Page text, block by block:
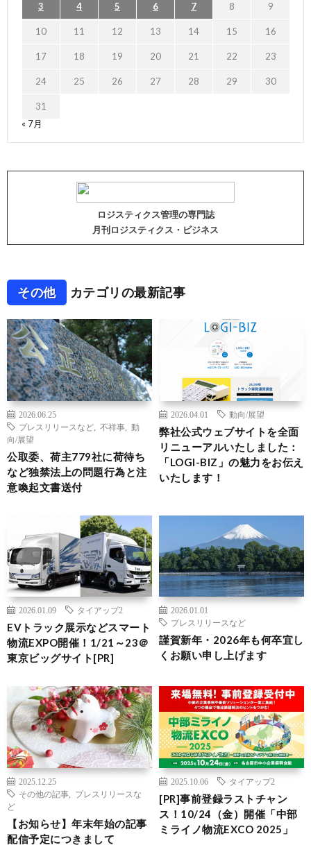
3 4 5 6 7 8 9
10 11 12 13 14 15 16
17 18 19 20 21 22 23
24 25 26 27 28 29 30
31
« 7月
ロジスティクス管理の専門誌
月刊ロジスティクス・ビジネス
その他 カテゴリの最新記事
2026.06.25
プレスリリースなど
不祥事
動
向/展望
公取委、荷主779社に荷待ち
など独禁法上の問題行為と注
意喚起文書送付
2026.04.01 動向/展望
弊社公式ウェブサイトを全面
リニューアルいたしました：
「LOGI-BIZ」の魅力をお伝え
いたします！
2026.01.09 タイアップ2
EVトラック展示などスマート
物流EXPO開催！1/21～23＠
東京ビッグサイト[PR]
2026.01.01
プレスリリースなど
謹賀新年・2026年も何卒宜し
くお願い申し上げます
2025.12.25
その他の記事
プレスリリースな
ど
【お知らせ】年末年始の記事
配信予定につきまして
2025.10.06 タイアップ2
[PR]事前登録ラストチャン
ス！10/24（金）開催「中部
ミライノ物流EXCO 2025」